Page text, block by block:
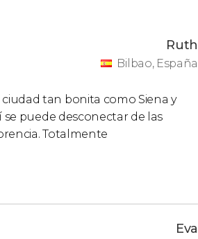
Ruth
Bilbao, España
tan bonita como Siena y
puede desconectar de las
Totalmente
Eva